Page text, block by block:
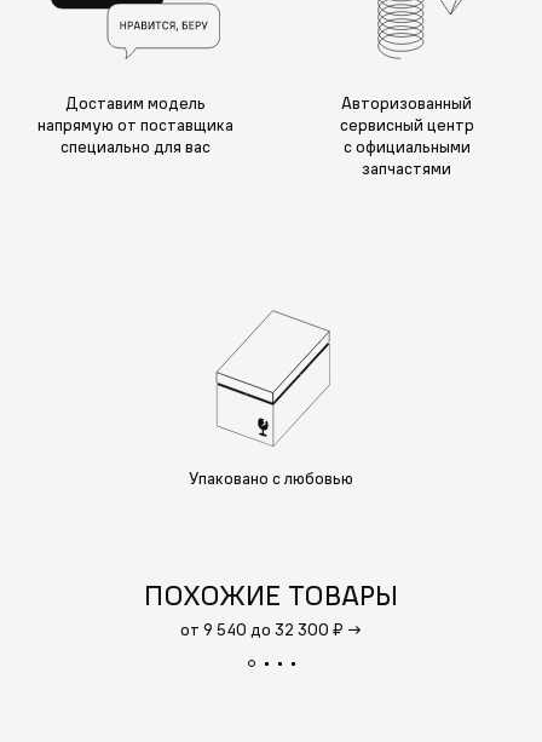
Доставим модель
напрямую от поставщика
специально для вас
Авторизованный
сервисный центр
с официальными
запчастями
Упаковано с любовью
ПОХОЖИЕ ТОВАРЫ
от 9 540 до 32 300 ₽ →